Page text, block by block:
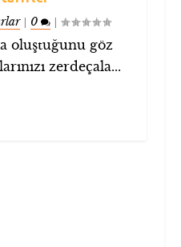
| 0 |
oluştuğunu göz
zerdeçala...